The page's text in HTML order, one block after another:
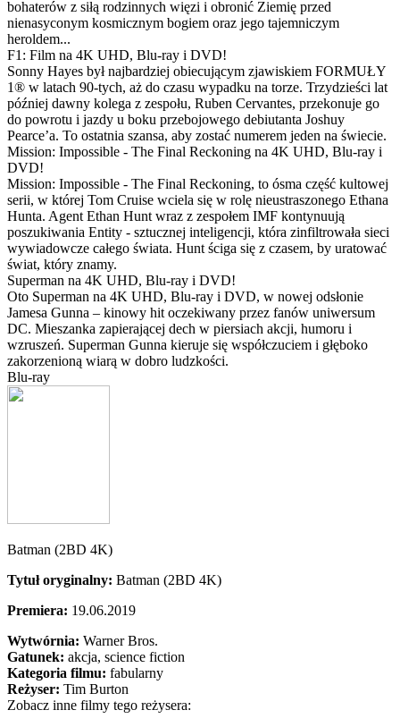
bohaterów z siłą rodzinnych więzi i obronić Ziemię przed
nienasyconym kosmicznym bogiem oraz jego tajemniczym
heroldem...
F1: Film na 4K UHD, Blu-ray i DVD!
Sonny Hayes był najbardziej obiecującym zjawiskiem FORMUŁY
1® w latach 90-tych, aż do czasu wypadku na torze. Trzydzieści lat
później dawny kolega z zespołu, Ruben Cervantes, przekonuje go
do powrotu i jazdy u boku przebojowego debiutanta Joshuy
Pearce’a. To ostatnia szansa, aby zostać numerem jeden na świecie.
Mission: Impossible - The Final Reckoning na 4K UHD, Blu-ray i
DVD!
Mission: Impossible - The Final Reckoning, to ósma część kultowej
serii, w której Tom Cruise wciela się w rolę nieustraszonego Ethana
Hunta. Agent Ethan Hunt wraz z zespołem IMF kontynuują
poszukiwania Entity - sztucznej inteligencji, która zinfiltrowała sieci
wywiadowcze całego świata. Hunt ściga się z czasem, by uratować
świat, który znamy.
Superman na 4K UHD, Blu-ray i DVD!
Oto Superman na 4K UHD, Blu-ray i DVD, w nowej odsłonie
Jamesa Gunna – kinowy hit oczekiwany przez fanów uniwersum
DC. Mieszanka zapierającej dech w piersiach akcji, humoru i
wzruszeń. Superman Gunna kieruje się współczuciem i głęboko
zakorzenioną wiarą w dobro ludzkości.
Blu-ray
Batman (2BD 4K)
Tytuł oryginalny: Batman (2BD 4K)
Premiera: 19.06.2019
Wytwórnia: Warner Bros.
Gatunek: akcja, science fiction
Kategoria filmu: fabularny
Reżyser: Tim Burton
Zobacz inne filmy tego reżysera: